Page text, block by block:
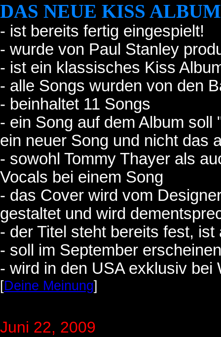
DAS NEUE KISS
- ist bereits fertig eingespielt!
- wurde von Paul Stanley
- ist ein klassisches Kiss
- alle Songs wurden von den
- beinhaltet 11 Songs
- ein Song auf dem Album
ein neuer Song und nicht das
- sowohl Tommy Thayer als
Vocals bei einem Song
- das Cover wird vom
gestaltet und wird
- der Titel steht bereits fest,
- soll im September erscheinen
- wird in den USA exklusiv bei
[Deine Meinung]
Juni 22, 2009